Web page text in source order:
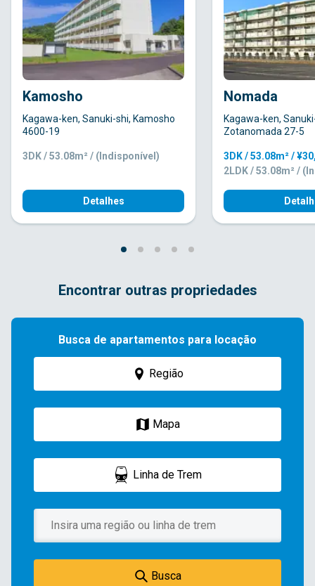
Kamosho
Kagawa-ken, Sanuki-shi, Kamosho
4600-19
3DK / 53.08m² / (Indisponível)
Detalhes
Nomada
Kagawa-ken,
Zotanomada 27-5
3DK / 53.08m² /
2LDK / 53.08m² /
Encontrar outras propriedades
Busca de apartamentos para locação
Região
Mapa
Linha de Trem
Busca